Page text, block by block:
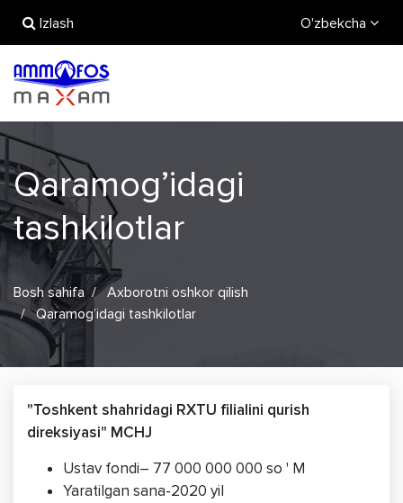
Izlash O'zbekcha
Qaramog’idagi
tashkilotlar
Bosh sahifa
Axborotni oshkor qilish
Qaramog’idagi tashkilotlar
"Toshkent shahridagi RXTU filialini qurish
direksiyasi" MCHJ
Ustav fondi– 77 000 000 000 so ' M
Yaratilgan sana-2020 yil